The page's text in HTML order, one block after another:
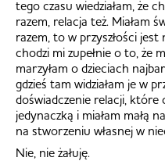
tego czasu wiedziałam, że
razem, relacja też. Miałam
razem, to w przyszłości
chodzi mi zupełnie o to, że
marzyłam o dzieciach
gdzieś tam widziałam je w
doświadczenie relacji, które
jedynaczką i miałam małą
na stworzeniu własnej w
Nie, nie żałuję.